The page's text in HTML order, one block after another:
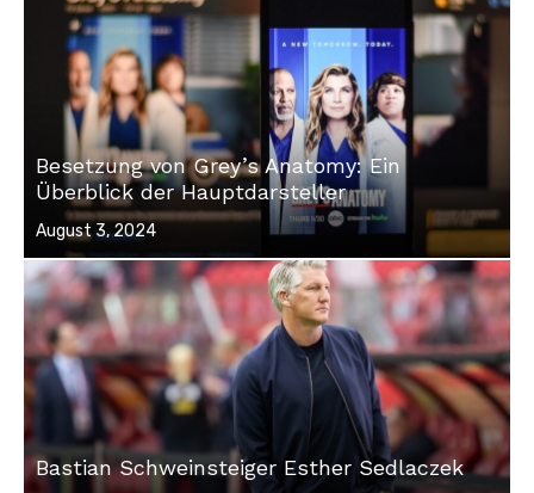
Besetzung von Grey’s Anatomy: Ein
Überblick der Hauptdarsteller
Veröffentlicht
am
August 3, 2024
Bastian Schweinsteiger Esther Sedlaczek